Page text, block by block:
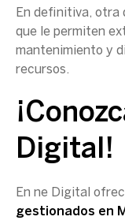
En definitiva, otra
que le permiten
mantenimiento y
recursos.
Digital!
En ne Digital
gestionados en